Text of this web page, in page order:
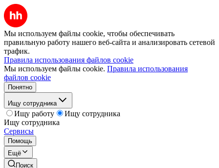
Мы используем файлы cookie, чтобы обеспечивать
правильную работу нашего веб-сайта и анализировать сетевой
трафик.
Правила использования файлов cookie
Мы используем файлы cookie. Правила использования
файлов cookie
Понятно
Ищу сотрудника
Ищу работу
Ищу сотрудника
Ищу сотрудника
Сервисы
Помощь
Ещё
Поиск